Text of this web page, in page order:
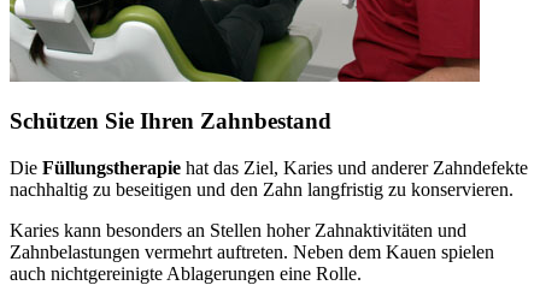
Schützen Sie Ihren Zahnbestand
Die Füllungstherapie hat das Ziel, Karies und anderer Zahndefekte
nachhaltig zu beseitigen und den Zahn langfristig zu konservieren.
Karies kann besonders an Stellen hoher Zahnaktivitäten und
Zahnbelastungen vermehrt auftreten. Neben dem Kauen spielen
auch nichtgereinigte Ablagerungen eine Rolle.